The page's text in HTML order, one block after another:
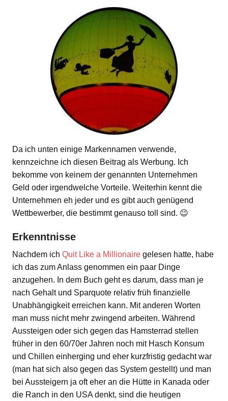
Da ich unten einige Markennamen verwende,
kennzeichne ich diesen Beitrag als Werbung. Ich
bekomme von keinem der genannten Unternehmen
Geld oder irgendwelche Vorteile. Weiterhin kennt die
Unternehmen eh jeder und es gibt auch genügend
Wettbewerber, die bestimmt genauso toll sind. 😉
Erkenntnisse
Nachdem ich Quit Like a Millionaire gelesen hatte, habe
ich das zum Anlass genommen ein paar Dinge
anzugehen. In dem Buch geht es darum, dass man je
nach Gehalt und Sparquote relativ früh finanzielle
Unabhängigkeit erreichen kann. Mit anderen Worten
man muss nicht mehr zwingend arbeiten. Während
Aussteigen oder sich gegen das Hamsterrad stellen
früher in den 60/70er Jahren noch mit Hasch Konsum
und Chillen einherging und eher kurzfristig gedacht war
(man hat sich also gegen das System gestellt) und man
bei Aussteigern ja oft eher an die Hütte in Kanada oder
die Ranch in den USA denkt, sind die heutigen